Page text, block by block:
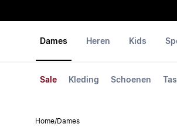
Dames
Sale Kleding Schoenen
Heren Kids
Home/Dames